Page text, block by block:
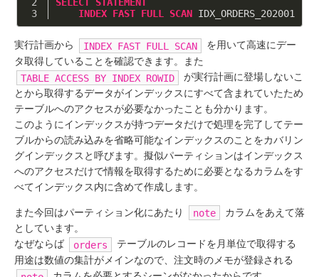
INDEX FAST FULL SCAN IDX_ORDERS_202001
実行計画から INDEX FAST FULL SCAN
を用いて高速にデー
タ取得していることを確認できます。また
TABLE ACCESS BY INDEX ROWID
が実行計画に登場しないこ
とから取得するデータがインデックスにすべて含まれていたため
テーブルへのアクセスが必要なかったことも分かります。
このようにインデックスが持つデータだけで処理を完了してテー
ブルからの読み込みを省略可能なインデックスのことをカバリン
グインデックスと呼びます。擬似パーティションはインデックス
へのアクセスだけで情報を取得するために必要となるカラムをす
べてインデックス内に含めて作成します。
また今回はパーティション化にあたり note
カラムをあえて落
としています。
なぜならば
orders
テーブルのレコードを月単位で取得する
用途は数値の集計がメインなので、注文時のメモが登録される